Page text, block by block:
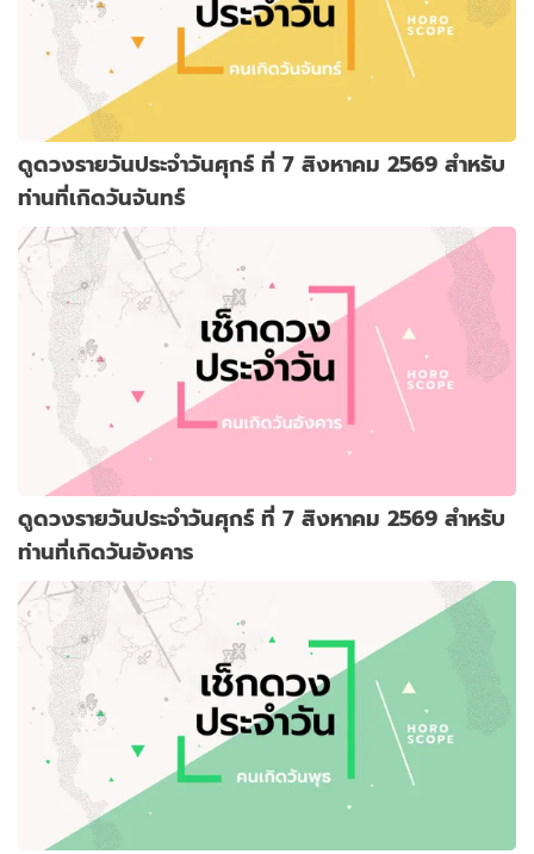
ดูดวงรายวันประจำวันศุกร์ ที่ 7 สิงหาคม 2569 สำหรับ
ท่านที่เกิดวันจันทร์
ดูดวงรายวันประจำวันศุกร์ ที่ 7 สิงหาคม 2569 สำหรับ
ท่านที่เกิดวันอังคาร